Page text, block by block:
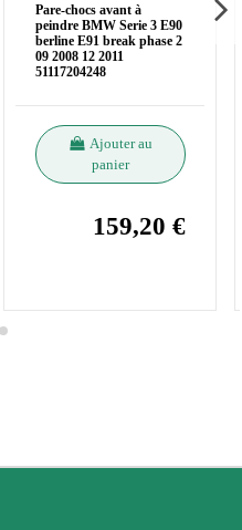
Pare-chocs avant à
peindre BMW Serie 3 E90
berline E91 break phase 2
09 2008 12 2011
51117204248
Ajouter au
panier
159,20 €